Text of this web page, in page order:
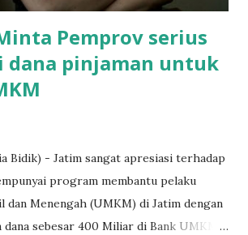
Pemprov serius
dana pinjaman untuk
Bidik) - Jatim sangat apresiasi terhadap
program membantu pelaku
dan Menengah (UMKM) di Jatim dengan
sebesar 400 Miliar di Bank UMKM